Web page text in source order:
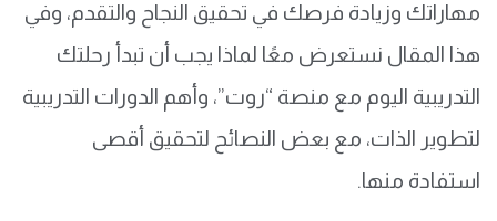
مهاراتك وزيادة فرصك في تحقيق النجاح والتقدم، وفي
هذا المقال نستعرض معًا لماذا يجب أن تبدأ رحلتك
التدريبية اليوم مع منصة “روت”، وأهم الدورات التدريبية
لتطوير الذات، مع بعض النصائح لتحقيق أقصى
استفادة منها.